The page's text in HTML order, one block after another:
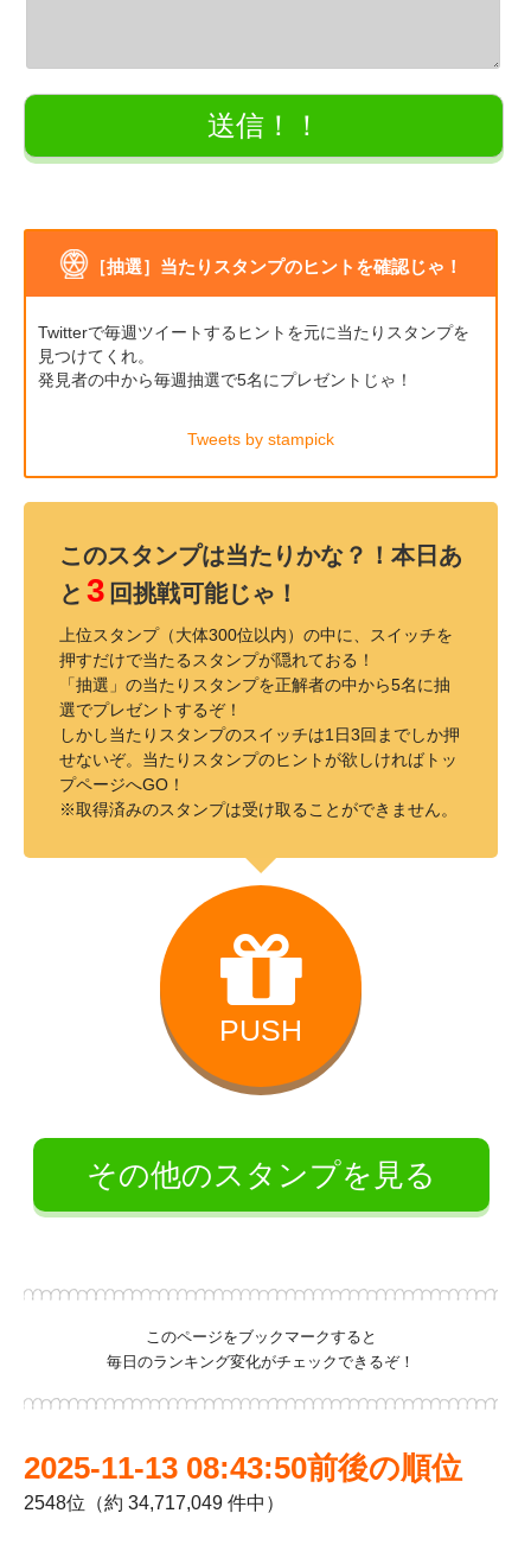
［抽選］当たりスタンプのヒントを確認じゃ！
Twitterで毎週ツイートするヒントを元に当たりスタンプを
見つけてくれ。
発見者の中から毎週抽選で5名にプレゼントじゃ！
Tweets by stampick
このスタンプは当たりかな？！本日あ
と 3 回挑戦可能じゃ！
上位スタンプ（大体300位以内）の中に、スイッチを
押すだけで当たるスタンプが隠れておる！
「抽選」の当たりスタンプを正解者の中から5名に抽
選でプレゼントするぞ！
しかし当たりスタンプのスイッチは1日3回までしか押
せないぞ。当たりスタンプのヒントが欲しければトッ
プページへGO！
※取得済みのスタンプは受け取ることができません。
PUSH
その他のスタンプを見る
このページをブックマークすると
毎日のランキング変化がチェックできるぞ！
2025-11-13 08:43:50前後の順位
2548位（約 34,717,049 件中）